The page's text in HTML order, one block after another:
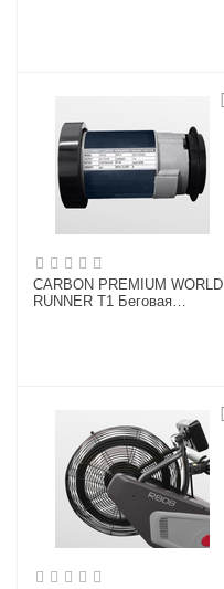
CARBON PREMIUM WORLD
RUNNER T1 Беговая